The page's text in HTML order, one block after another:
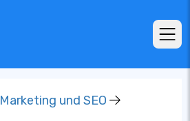
Marketing und SEO